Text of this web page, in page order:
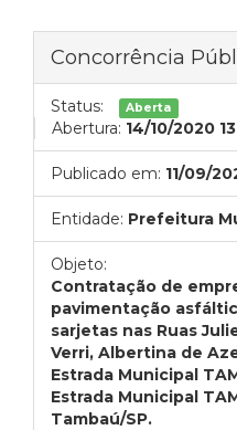
Concorrência
Status: Aberta
Abertura: 14/10/2020
Publicado em: 11/09/
Entidade: Prefeitura
Objeto:
Contratação de
pavimentação
sarjetas nas Ruas
Verri, Albertina de
Estrada Municipal
Estrada Municipal
Tambaú/SP.